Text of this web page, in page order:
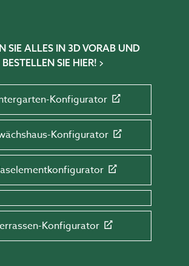
SIE ALLES IN 3D VORAB UND
BESTELLEN SIE HIER!
Konfigurator
Konfigurator
Konfigurator